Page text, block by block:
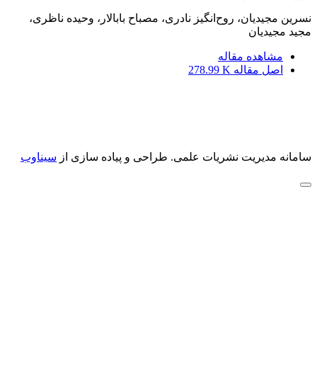
نسرین مجیدیان، روح‌انگیز نادری، مصباح بابالار، وحیده ناظری،
مجید مجیدیان
مشاهده مقاله
اصل مقاله 278.99 K
سامانه مدیریت نشریات علمی. طراحی و پیاده سازی از سیناوب